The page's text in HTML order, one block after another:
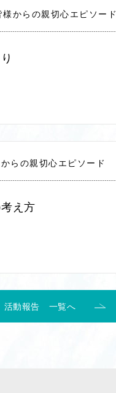
様からの親切心エピソード
らの親切心エピソード
え方
活動報告 一覧へ